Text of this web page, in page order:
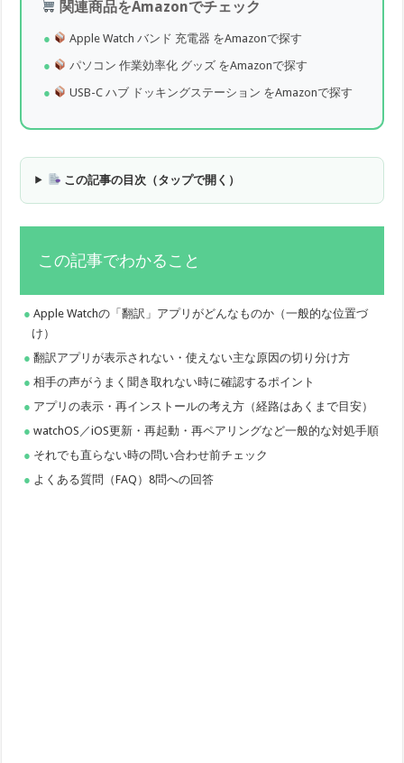
関連商品をAmazonでチェック
Apple Watch バンド 充電器 をAmazonで探す
パソコン 作業効率化 グッズ をAmazonで探す
USB-C ハブ ドッキングステーション をAmazonで探す
この記事の目次（タップで開く）
この記事でわかること
Apple Watchの「翻訳」アプリがどんなものか（一般的な位置づ
け）
翻訳アプリが表示されない・使えない主な原因の切り分け方
相手の声がうまく聞き取れない時に確認するポイント
アプリの表示・再インストールの考え方（経路はあくまで目安）
watchOS／iOS更新・再起動・再ペアリングなど一般的な対処手順
それでも直らない時の問い合わせ前チェック
よくある質問（FAQ）8問への回答